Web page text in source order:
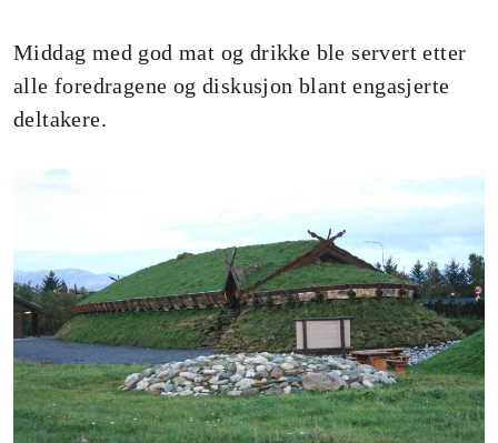
Middag med god mat og drikke ble servert etter
alle foredragene og diskusjon blant engasjerte
deltakere.